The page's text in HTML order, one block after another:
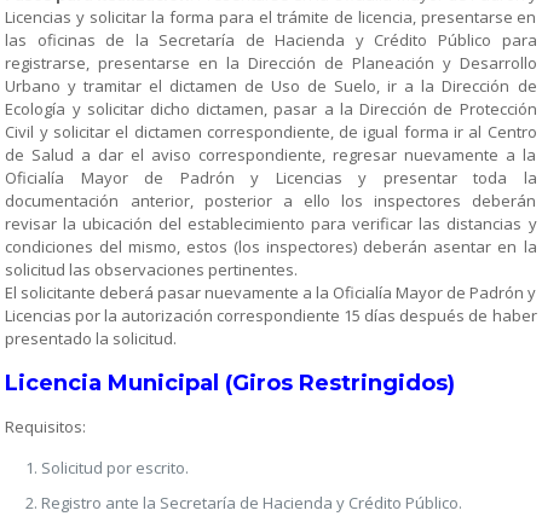
Licencias y solicitar la forma para el trámite de licencia, presentarse en
las oficinas de la Secretaría de Hacienda y Crédito Público para
registrarse, presentarse en la Dirección de Planeación y Desarrollo
Urbano y tramitar el dictamen de Uso de Suelo, ir a la Dirección de
Ecología y solicitar dicho dictamen, pasar a la Dirección de Protección
Civil y solicitar el dictamen correspondiente, de igual forma ir al Centro
de Salud a dar el aviso correspondiente, regresar nuevamente a la
Oficialía Mayor de Padrón y Licencias y presentar toda la
documentación anterior, posterior a ello los inspectores deberán
revisar la ubicación del establecimiento para verificar las distancias y
condiciones del mismo, estos (los inspectores) deberán asentar en la
solicitud las observaciones pertinentes.
El solicitante deberá pasar nuevamente a la Oficialía Mayor de Padrón y
Licencias por la autorización correspondiente 15 días después de haber
presentado la solicitud.
Licencia Municipal (Giros Restringidos)
Requisitos:
Solicitud por escrito.
Registro ante la Secretaría de Hacienda y Crédito Público.